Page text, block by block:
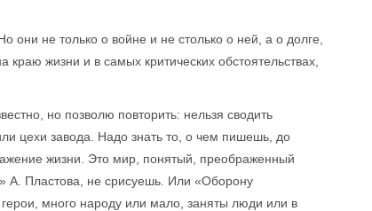
не только о войне и не столько о ней, а о долге,
жизни и в самых критических обстоятельствах,
но позволю повторить: нельзя сводить
цехи завода. Надо знать то, о чем пишешь, до
жизни. Это мир, понятый, преображенный
А. Пластова, не срисуешь. Или «Оборону
много народу или мало, заняты люди или в